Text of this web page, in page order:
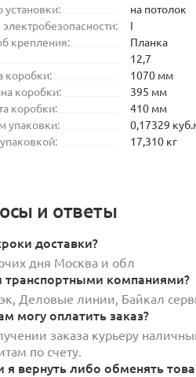
установки:
на потолок
электробезопасности:
I
крепления:
Планка
12,7
коробки:
1070 мм
коробки:
395 мм
коробки:
410 мм
упаковки:
0,17329
17,310 кг
и ответы
доставки?
дня Москва и обл
транспортными компаниями?
Деловые линии, Байкал
могу оплатить заказ?
заказа курьеру
по счету.
я вернуть либо обменять